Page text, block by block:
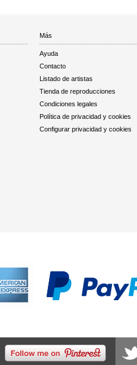
Más
Ayuda
Contacto
Listado de artistas
Tienda de reproducciones
Condiciones legales
Política de privacidad y cookies
Configurar privacidad y cookies